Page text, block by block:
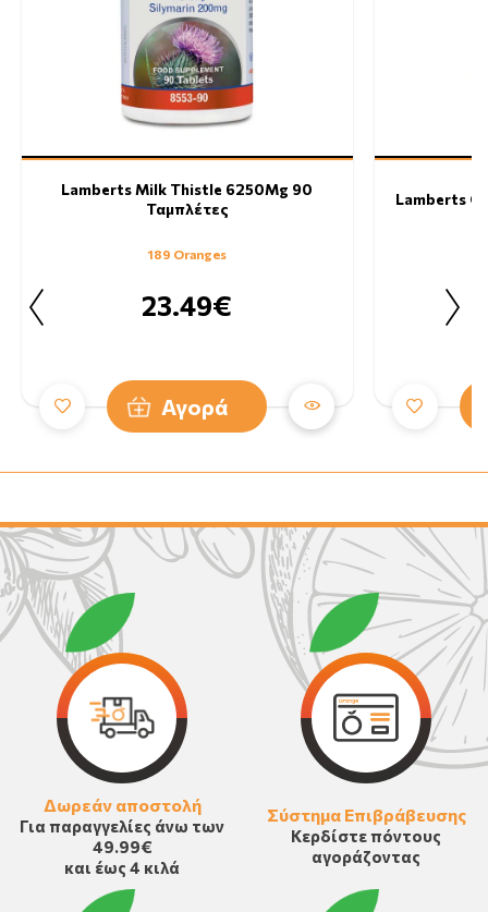
Lamberts Milk Thistle 6250Mg 90
Ταμπλέτες
189 Oranges
23.49€
Αγορά
Lamberts
Δωρεάν αποστολή
Για παραγγελίες άνω των
49.99€
και έως 4 κιλά
Σύστημα Επιβράβευσης
Κερδίστε πόντους
αγοράζοντας